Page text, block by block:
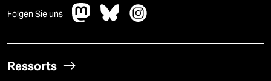
Folgen Sie uns
Ressorts